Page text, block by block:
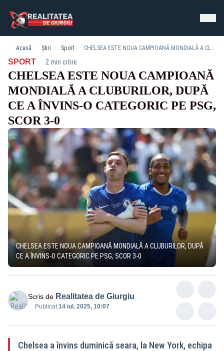
Acasă Știri Sport CHELSEA ESTE NOUA CAMPIOANĂ MONDIALĂ A CLUBURILOR, DUPĂ CE A ÎNVINS-O CATEGORIC PE PSG, SCOR 3-0
SPORT· 2 min citire
CHELSEA ESTE NOUA CAMPIOANĂ
MONDIALĂ A CLUBURILOR, DUPĂ
CE A ÎNVINS-O CATEGORIC PE PSG,
SCOR 3-0
CHELSEA ESTE NOUA CAMPIOANĂ MONDIALĂ A CLUBURILOR, DUPĂ
CE A ÎNVINS-O CATEGORIC PE PSG, SCOR 3-0
Scris de Realitatea de Giurgiu
Publicat:14 iul. 2025, 10:07
Chelsea a învins duminică seara, la New York, echipa